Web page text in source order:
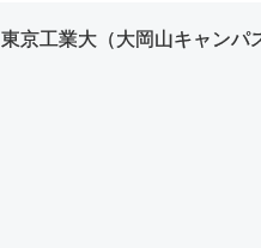
東京工業大（大岡山キャンパ